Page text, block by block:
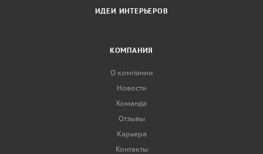
ИДЕИ ИНТЕРЬЕРОВ
КОМПАНИЯ
О компании
Новости
Команда
Отзывы
Карьера
Контакты